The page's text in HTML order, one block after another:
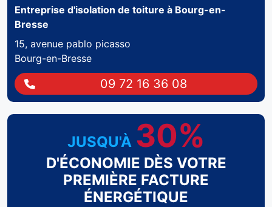
Entreprise d'isolation de toiture à Bourg-en-
Bresse
15, avenue pablo picasso
Bourg-en-Bresse
09 72 16 36 08
JUSQU'À 30%
D'ÉCONOMIE DÈS VOTRE
PREMIÈRE FACTURE
ÉNERGÉTIQUE